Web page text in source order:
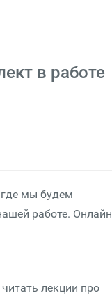
в работе
где мы будем
работе.
лекции про